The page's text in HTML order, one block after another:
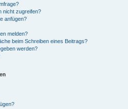
nicht zugreifen?
anfügen?
melden?
beim Schreiben eines Beitrags?
werden?